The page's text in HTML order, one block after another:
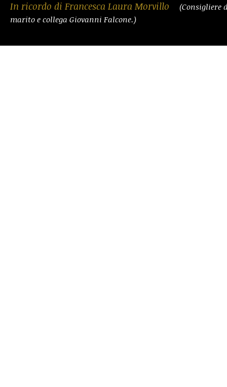
In ricordo di Francesca Laura Morvillo
(Consigliere
marito e collega Giovanni Falcone.)